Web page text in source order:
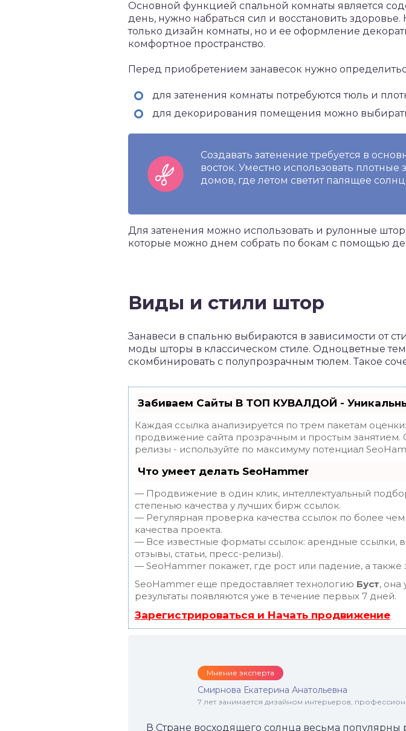
Основной функцией спальной комнаты является
день, нужно набраться сил и восстановить
только дизайн комнаты, но и ее оформление
комфортное пространство.
Перед приобретением занавесок нужно
для затенения комнаты потребуются тюль и
для декорирования помещения можно
Создавать затенение требуется в
восток. Уместно использовать
домов, где летом светит палящее
Для затенения можно использовать и рулонные
которые можно днем собрать по бокам с помощью
Виды и стили штор
Занавеси в спальню выбираются в зависимости от
моды шторы в классическом стиле. Одноцветные
скомбинировать с полупрозрачным тюлем. Такое
Забиваем Сайты В ТОП КУВАЛДОЙ -
Каждая ссылка анализируется по трем пакетам оценки:
продвижение сайта прозрачным и простым занятием.
релизы - используйте по максимуму потенциал
Что умеет делать SeoHammer
— Продвижение в один клик, интеллектуальный
степенью качества у лучших бирж ссылок.
— Регулярная проверка качества ссылок по более
качества проекта.
— Все известные форматы ссылок: арендные ссылки,
отзывы, статьи, пресс-релизы).
— SeoHammer покажет, где рост или падение, а
SeoHammer еще предоставляет технологию Буст, она
результаты появляются уже в течение первых 7 дней.
Зарегистрироваться и Начать продвижение
Мнение эксперта
Смирнова Екатерина Анатольевна
7 лет занимается дизайном интерьеров,
В Стране восходящего солнца весьма